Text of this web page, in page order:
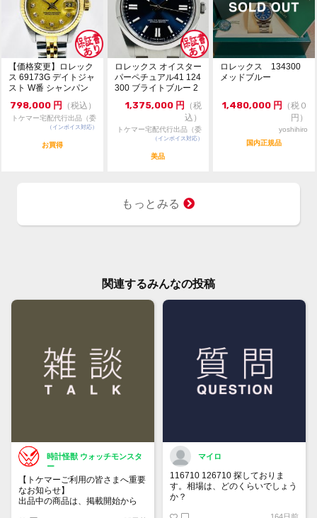
【価格変更】ロレック
ス 69173G デイトジャ
スト W番 シャンパン
798,000 円 （税込）
トケマー宅配代行出品（委
託販売）
（インボイス対応）
お買得
ロレックス オイスター
パーペチュアル41 124
300 ブライトブルー 2
1,375,000 円 （税
込）
トケマー宅配代行出品（委
託販売）
（インボイス対応）
美品
ロレックス 134300
メッドブルー
1,480,000 円 （税０
円）
yoshihiro
国内正規品
もっとみる
関連するみんなの投稿
時計怪獣 ウォッチモンスタ
ー
【トケマーご利用の皆さまへ重要
なお知らせ】
出品中の商品は、掲載開始から
マイロ
116710 126710 探しておりま
す。相場は、どのくらいでしょう
か？